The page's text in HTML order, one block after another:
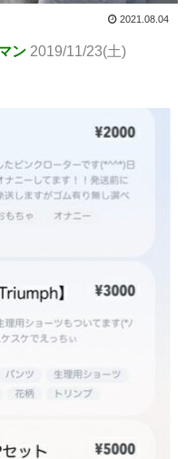
2021.08.04
ン 2019/11/23(土)